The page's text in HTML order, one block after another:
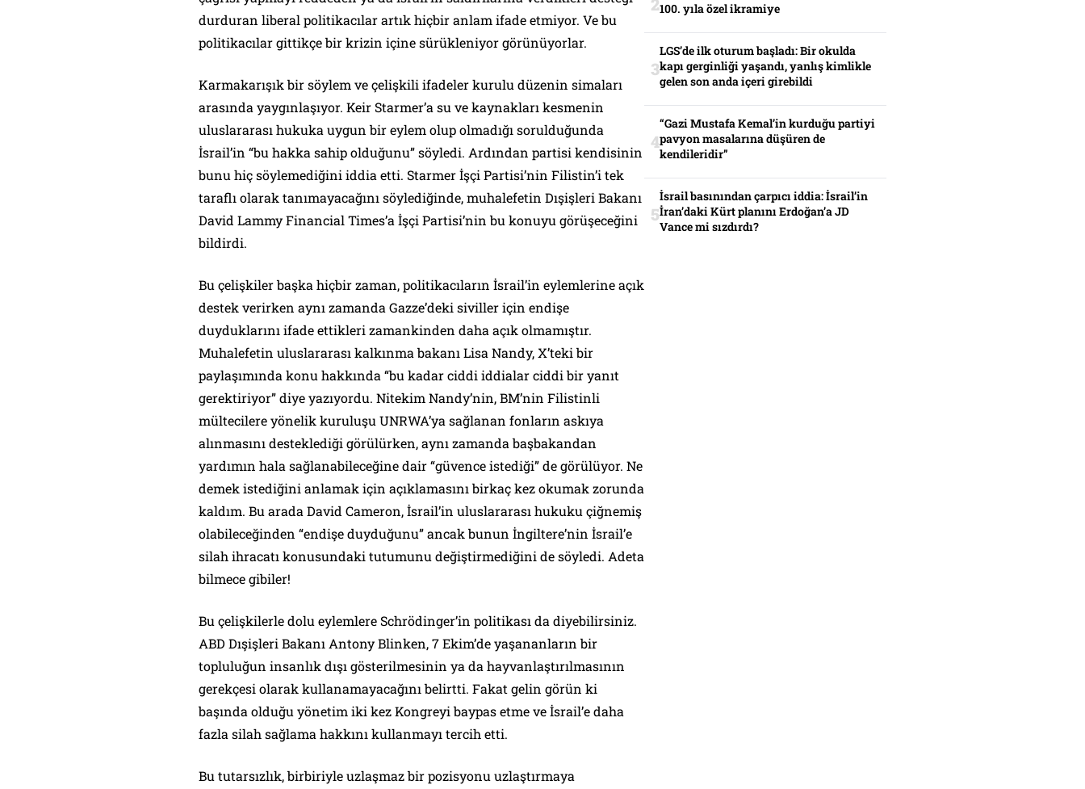
durduran liberal politikacılar artık hiçbir anlam ifade etmiyor. Ve bu
politikacılar gittikçe bir krizin içine sürükleniyor görünüyorlar.
Karmakarışık bir söylem ve çelişkili ifadeler kurulu düzenin simaları
arasında yaygınlaşıyor. Keir Starmer’a su ve kaynakları kesmenin
uluslararası hukuka uygun bir eylem olup olmadığı sorulduğunda
İsrail’in “bu hakka sahip olduğunu” söyledi. Ardından partisi kendisinin
bunu hiç söylemediğini iddia etti. Starmer İşçi Partisi’nin Filistin’i tek
taraflı olarak tanımayacağını söylediğinde, muhalefetin Dışişleri Bakanı
David Lammy Financial Times’a İşçi Partisi’nin bu konuyu görüşeceğini
bildirdi.
Bu çelişkiler başka hiçbir zaman, politikacıların İsrail’in eylemlerine açık
destek verirken aynı zamanda Gazze’deki siviller için endişe
duyduklarını ifade ettikleri zamankinden daha açık olmamıştır.
Muhalefetin uluslararası kalkınma bakanı Lisa Nandy, X’teki bir
paylaşımında konu hakkında “bu kadar ciddi iddialar ciddi bir yanıt
gerektiriyor” diye yazıyordu. Nitekim Nandy’nin, BM’nin Filistinli
mültecilere yönelik kuruluşu UNRWA’ya sağlanan fonların askıya
alınmasını desteklediği görülürken, aynı zamanda başbakandan
yardımın hala sağlanabileceğine dair “güvence istediği” de görülüyor. Ne
demek istediğini anlamak için açıklamasını birkaç kez okumak zorunda
kaldım. Bu arada David Cameron, İsrail’in uluslararası hukuku çiğnemiş
olabileceğinden “endişe duyduğunu” ancak bunun İngiltere’nin İsrail’e
silah ihracatı konusundaki tutumunu değiştirmediğini de söyledi. Adeta
bilmece gibiler!
Bu çelişkilerle dolu eylemlere Schrödinger’in politikası da diyebilirsiniz.
ABD Dışişleri Bakanı Antony Blinken, 7 Ekim’de yaşananların bir
topluluğun insanlık dışı gösterilmesinin ya da hayvanlaştırılmasının
gerekçesi olarak kullanamayacağını belirtti. Fakat gelin görün ki
başında olduğu yönetim iki kez Kongreyi baypas etme ve İsrail’e daha
fazla silah sağlama hakkını kullanmayı tercih etti.
Bu tutarsızlık, birbiriyle uzlaşmaz bir pozisyonu uzlaştırmaya
100. yıla özel ikramiye
LGS’de ilk oturum başladı: Bir okulda
kapı gerginliği yaşandı, yanlış kimlikle
gelen son anda içeri girebildi
“Gazi Mustafa Kemal’in kurduğu partiyi
pavyon masalarına düşüren de
kendileridir”
İsrail basınından çarpıcı iddia: İsrail’in
İran’daki Kürt planını Erdoğan’a JD
Vance mi sızdırdı?